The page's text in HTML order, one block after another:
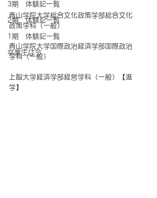
3期 体験記一覧
2期 体験記一覧
1期 体験記一覧
卒業生は今
青山学院大学総合文化政策学部総合文化
政策学科（一般）
青山学院大学国際政治経済学部国際政治
学科（一般）
上智大学経済学部経営学科（一般）【進
学】